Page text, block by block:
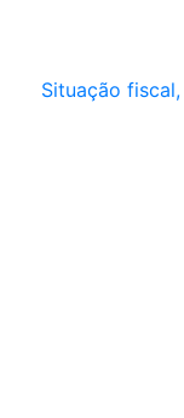
Situação